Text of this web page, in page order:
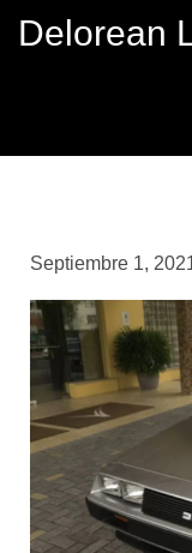
Delorean
Septiembre 1,